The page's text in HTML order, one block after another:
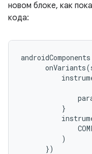
новом блоке, как
кода:
          }
          )
      })